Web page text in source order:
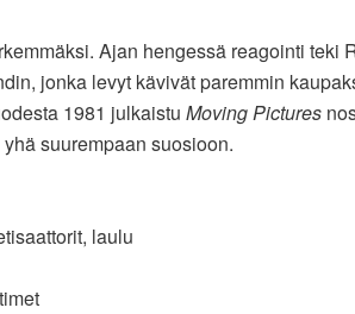
Ajan hengessä reagointi teki
jonka levyt kävivät paremmin
1981 julkaistu Moving Pictures
suurempaan suosioon.
laulu